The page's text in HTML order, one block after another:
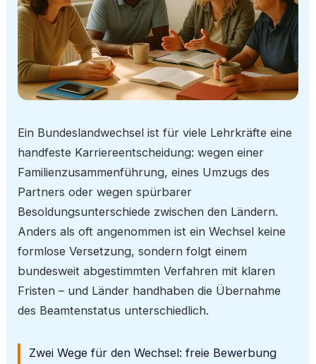
Ein Bundeslandwechsel ist für viele Lehrkräfte eine
handfeste Karriereentscheidung: wegen einer
Familienzusammenführung, eines Umzugs des
Partners oder wegen spürbarer
Besoldungsunterschiede zwischen den Ländern.
Anders als oft angenommen ist ein Wechsel keine
formlose Versetzung, sondern folgt einem
bundesweit abgestimmten Verfahren mit klaren
Fristen – und Länder handhaben die Übernahme
des Beamtenstatus unterschiedlich.
Zwei Wege für den Wechsel: freie Bewerbung